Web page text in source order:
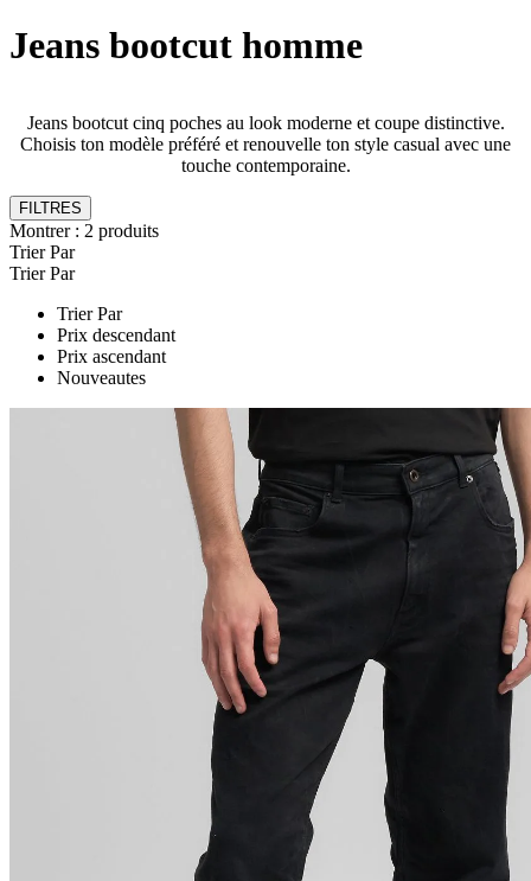
Jeans bootcut homme
Jeans bootcut cinq poches au look moderne et coupe distinctive.
Choisis ton modèle préféré et renouvelle ton style casual avec une
touche contemporaine.
FILTRES
Montrer : 2 produits
Trier Par
Trier Par
Trier Par
Prix descendant
Prix ascendant
Nouveautes